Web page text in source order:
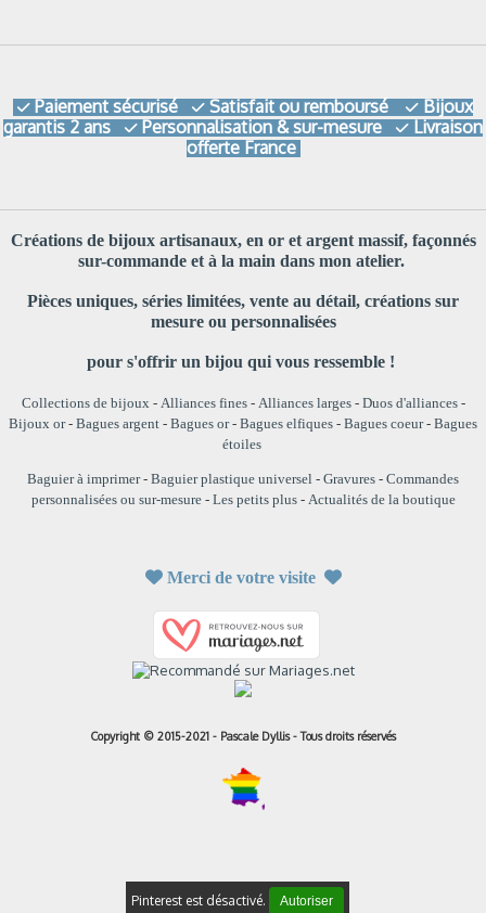
 Paiement sécurisé  Satisfait ou remboursé  Bijoux
garantis 2 ans
 Personnalisation & sur-mesure  Livraison
offerte France
Créations de bijoux artisanaux, en or et argent massif, façonnés
sur-commande et à la main dans mon atelier.
Pièces uniques, séries limitées, vente au détail, créations sur
mesure ou personnalisées
pour s'offrir un bijou qui vous ressemble !
Collections de bijoux- Alliances fines- Alliances larges- Duos d'alliances-
Bijoux or- Bagues argent - Bagues or- Bagues elfiques - Bagues coeur- Bagues
étoiles
Baguier à imprimer- Baguier plastique universel - Gravures - Commandes
personnalisées ou sur-mesure- Les petits plus- Actualités de la boutique
Merci de votre visite 
Copyright © 2015-2021 - Pascale Dyllis - Tous droits réservés
Pinterest est désactivé. Autoriser